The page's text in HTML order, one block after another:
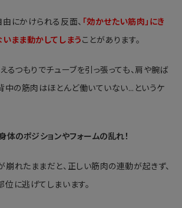
にかけられる反面、 「効かせたい筋肉」にき
まま動かしてしまうことがあります。
るつもりでチューブを引っ張っても、肩や腕ば
中の筋肉はほとんど働いていない…というケ
体のポジションやフォームの乱れ！
れたままだと、正しい筋肉の連動が起きず、
に逃げてしまいます。